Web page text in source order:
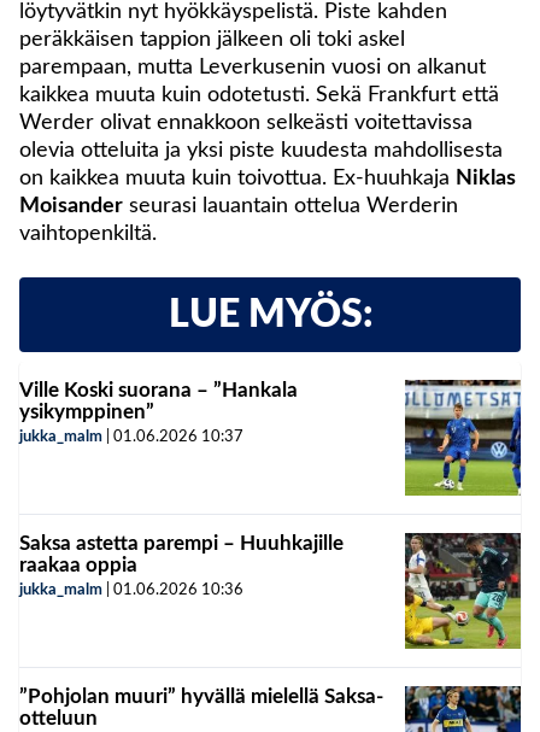
löytyvätkin nyt hyökkäyspelistä. Piste kahden
peräkkäisen tappion jälkeen oli toki askel
parempaan, mutta Leverkusenin vuosi on alkanut
kaikkea muuta kuin odotetusti. Sekä Frankfurt että
Werder olivat ennakkoon selkeästi voitettavissa
olevia otteluita ja yksi piste kuudesta mahdollisesta
on kaikkea muuta kuin toivottua. Ex-huuhkaja Niklas
Moisander seurasi lauantain ottelua Werderin
vaihtopenkiltä.
LUE MYÖS:
Ville Koski suorana – ”Hankala
ysikymppinen”
jukka_malm 01.06.2026 10:37
Saksa astetta parempi – Huuhkajille
raakaa oppia
jukka_malm 01.06.2026 10:36
”Pohjolan muuri” hyvällä mielellä Saksa-
otteluun